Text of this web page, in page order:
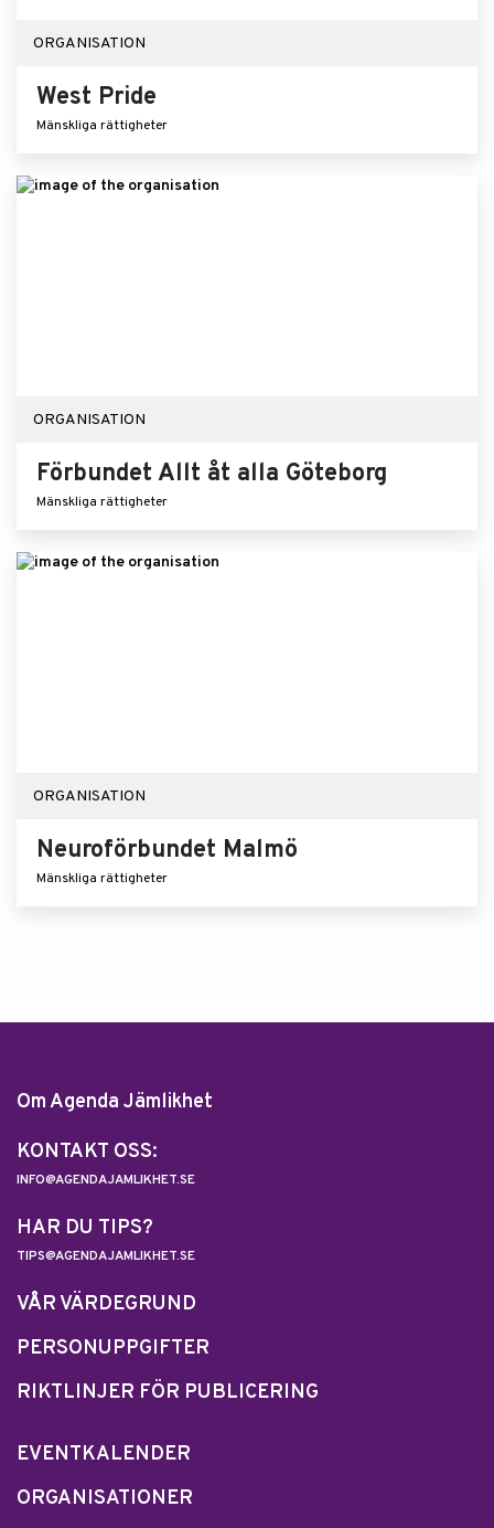
ORGANISATION
West Pride
Mänskliga rättigheter
ORGANISATION
Förbundet Allt åt alla Göteborg
Mänskliga rättigheter
ORGANISATION
Neuroförbundet Malmö
Mänskliga rättigheter
Om Agenda Jämlikhet
KONTAKT OSS:
INFO@AGENDAJAMLIKHET.SE
HAR DU TIPS?
TIPS@AGENDAJAMLIKHET.SE
VÅR VÄRDEGRUND
PERSONUPPGIFTER
RIKTLINJER FÖR PUBLICERING
EVENTKALENDER
ORGANISATIONER